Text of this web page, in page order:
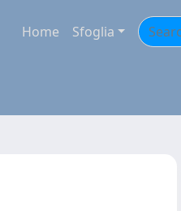
Home Sfoglia